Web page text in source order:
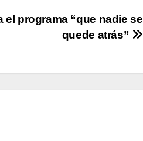
el programa “que nadie se
quede atrás”